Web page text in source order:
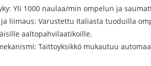
Yli 1000 naulaa/min ompelun ja
liimaus: Varustettu Italiasta tuoduilla
aaltopahvilaatikoille.
Taittoyksikkö mukautuu